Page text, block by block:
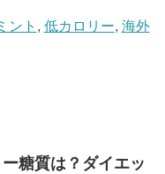
ント , 低カロリー, 海外
糖質は？ダイエッ